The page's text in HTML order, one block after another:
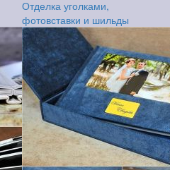
Отделка уголками,
фотовставки и шильды